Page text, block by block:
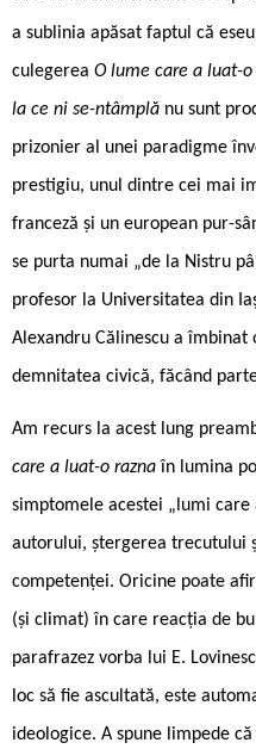
a sublinia apăsat faptul că
culegerea O lume care a luat-
la ce ni se-ntâmplă nu sunt
prizonier al unei paradigme
prestigiu, unul dintre cei mai
franceză și un european pur-
se purta numai „de la Nistru
profesor la Universitatea din
Alexandru Călinescu a
demnitatea civică, făcând
Am recurs la acest lung
care a luat-o raznaîn lumina
simptomele acestei „lumi
autorului, ștergerea trecutului
competenței. Oricine poate
(și climat) în care reacția de
parafrazez vorba lui E.
loc să fie ascultată, este
ideologice. A spune limpede